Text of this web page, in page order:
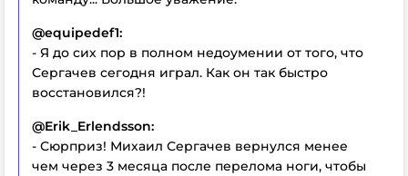
@equipedef1:
- Я до сих пор в полном недоумении от того, что
Сергачев сегодня играл. Как он так быстро
восстановился?!
@Erik_Erlendsson:
- Сюрприз! Михаил Сергачев вернулся менее
чем через 3 месяца после перелома ноги, чтобы